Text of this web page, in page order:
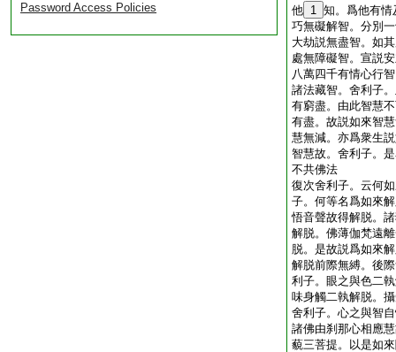
Password Access Policies
他 1 知。爲他有情
巧無礙解智。分別
大劫説無盡智。如
處無障礙智。宣説
八萬四千有情心行
諸法藏智。舍利子
有窮盡。由此智慧
有盡。故説如來智
慧無減。亦爲衆生
智慧故。舍利子。
不共佛法
復次舍利子。云何
子。何等名爲如來
悟音聲故得解脱。
解脱。佛薄伽梵遠
脱。是故説爲如來
解脱前際無縛。後
利子。眼之與色二
味身觸二執解脱。
舍利子。心之與智
諸佛由刹那心相應
藐三菩提。以是如